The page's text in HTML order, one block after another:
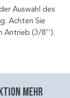
Auswahl des
Achten Sie
Antrieb (3/8'').
mehr